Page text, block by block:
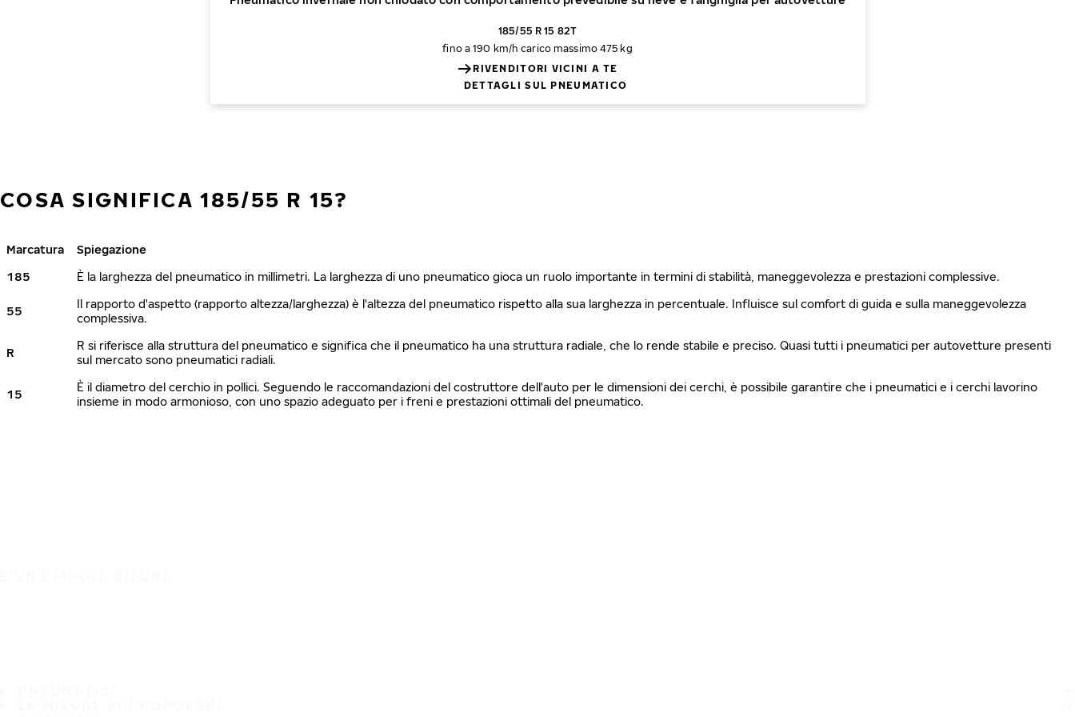
185/55 R 15 82T
fino a 190 km/h carico massimo 475 kg
RIVENDITORI VICINI A TE
DETTAGLI SUL PNEUMATICO
COSA SIGNIFICA 185/55 R 15?
Marcatura
Spiegazione
185
È la larghezza del pneumatico in millimetri. La larghezza di uno pneumatico gioca un ruolo importante in termini di stabilità, maneggevolezza e prestazioni complessive.
55
Il rapporto d'aspetto (rapporto altezza/larghezza) è l'altezza del pneumatico rispetto alla sua larghezza in percentuale. Influisce sul comfort di guida e sulla maneggevolezza
complessiva.
R
R si riferisce alla struttura del pneumatico e significa che il pneumatico ha una struttura radiale, che lo rende stabile e preciso. Quasi tutti i pneumatici per autovetture presenti
sul mercato sono pneumatici radiali.
15
È il diametro del cerchio in pollici. Seguendo le raccomandazioni del costruttore dell'auto per le dimensioni dei cerchi, è possibile garantire che i pneumatici e i cerchi lavorino
insieme in modo armonioso, con uno spazio adeguato per i freni e prestazioni ottimali del pneumatico.